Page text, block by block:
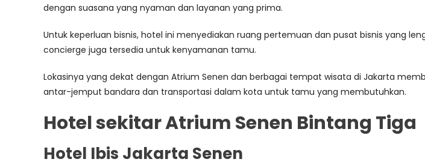
dengan suasana yang nyaman dan layanan yang prima.
Untuk keperluan bisnis, hotel ini menyediakan ruang pertemuan dan pusat bisnis yang
concierge juga tersedia untuk kenyamanan tamu.
Lokasinya yang dekat dengan Atrium Senen dan berbagai tempat wisata di Jakarta
antar-jemput bandara dan transportasi dalam kota untuk tamu yang membutuhkan.
Hotel sekitar Atrium Senen Bintang Tiga
Hotel Ibis Jakarta Senen